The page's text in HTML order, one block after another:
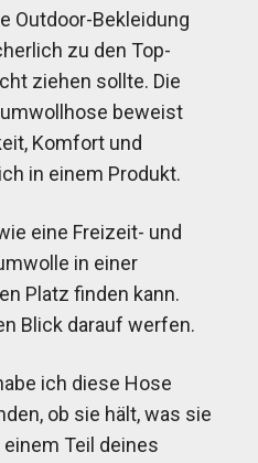
Outdoor-Bekleidung
zu den Top-
ziehen sollte. Die
beweist
Komfort und
in einem Produkt.
eine Freizeit- und
in einer
Platz finden kann.
Blick darauf werfen.
ich diese Hose
ob sie hält, was sie
Teil deines